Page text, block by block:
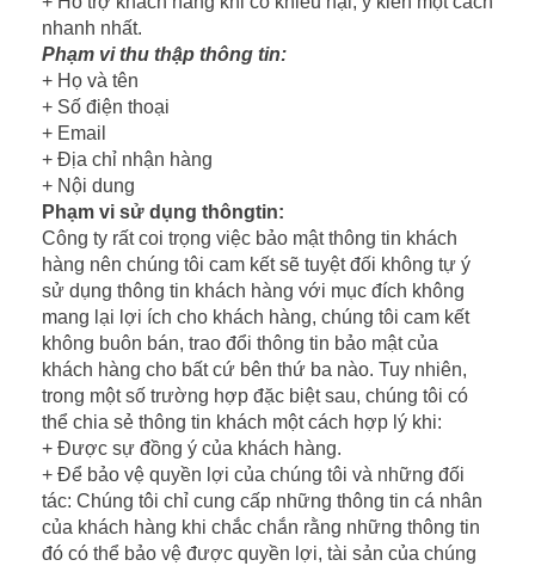
nhanh nhất.
Phạm vi thu thập thông tin:
+ Họ và tên
+ Số điện thoại
+ Email
+ Địa chỉ nhận hàng
+ Nội dung
Phạm vi sử dụng thôngtin:
Công ty rất coi trọng việc bảo mật thông tin khách
hàng nên chúng tôi cam kết sẽ tuyệt đối không tự ý
sử dụng thông tin khách hàng với mục đích không
mang lại lợi ích cho khách hàng, chúng tôi cam kết
không buôn bán, trao đổi thông tin bảo mật của
khách hàng cho bất cứ bên thứ ba nào. Tuy nhiên,
trong một số trường hợp đặc biệt sau, chúng tôi có
thể chia sẻ thông tin khách một cách hợp lý khi:
+ Được sự đồng ý của khách hàng.
+ Để bảo vệ quyền lợi của chúng tôi và những đối
tác: Chúng tôi chỉ cung cấp những thông tin cá nhân
của khách hàng khi chắc chắn rằng những thông tin
đó có thể bảo vệ được quyền lợi, tài sản của chúng